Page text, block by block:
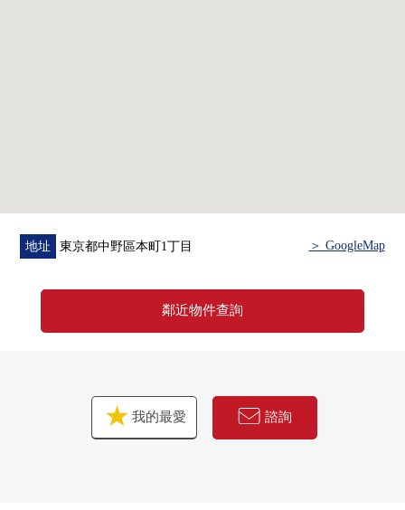
・洗碗機
・浴室烘乾機
・附帶TV監視器的內部對講機
▼翻新內容(2018年12月實施已經)
・瓦斯爐交換
・整體衛浴交換
・盥洗台交換
地址 東京都中野區本町1丁目 ＞ GoogleMap
鄰近物件查詢
我的最愛 諮詢